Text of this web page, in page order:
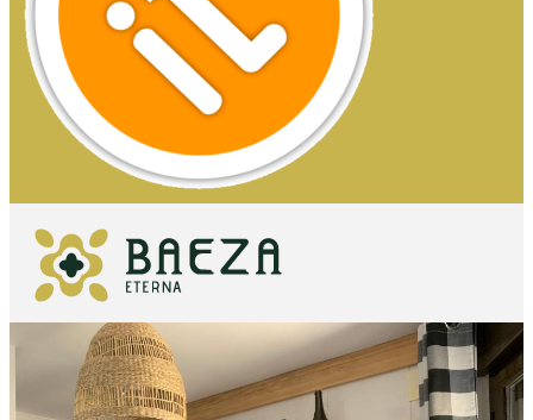
QUÉ VER
IMPRESCINDIBLES
QUÉ